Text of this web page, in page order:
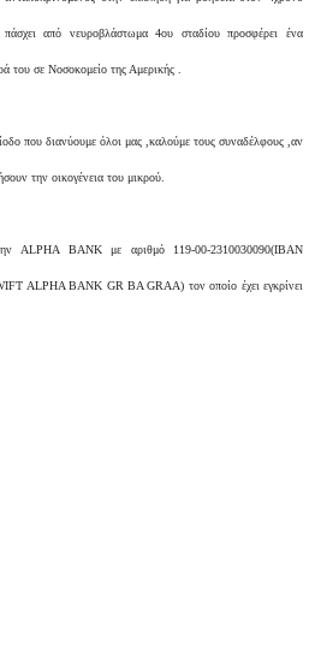
από νευροβλάστωμα 4ου σταδίου προσφέρει ένα
του σε Νοσοκομείο της Αμερικής .
που διανύουμε όλοι μας ,καλούμε τους συναδέλφους ,αν
την οικογένεια του μικρού.
ALPHA BANK με αριθμό 119-00-2310030090(ΙΒΑΝ
ALPHA BANK GR BA GRAA) τον οποίο έχει εγκρίνει